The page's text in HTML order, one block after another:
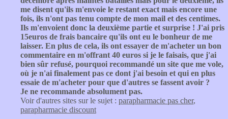
me disent qu'ils m'envoie le restant exact mais encore une
fois, ils n'ont pas tenu compte de mon mail et des centimes.
Ils m'envoient donc la deuxième partie et surprise ! J'ai pris
15euros de frais bancaire qu'ils ont eu le bonheur de me
laisser. En plus de cela, ils ont essayer de m'acheter un bon
commentaire en m'offrant 40 euros si je le faisais, que j'ai
bien sûr refusé, pourquoi recommandé un site que me vole,
où je n'ai finalement pas ce dont j'ai besoin et qui en plus
essaie de m'acheter pour que d'autres se fassent avoir ?
Je ne recommande absolument pas.
Voir d'autres sites sur le sujet : parapharmacie pas cher,
parapharmacie discount